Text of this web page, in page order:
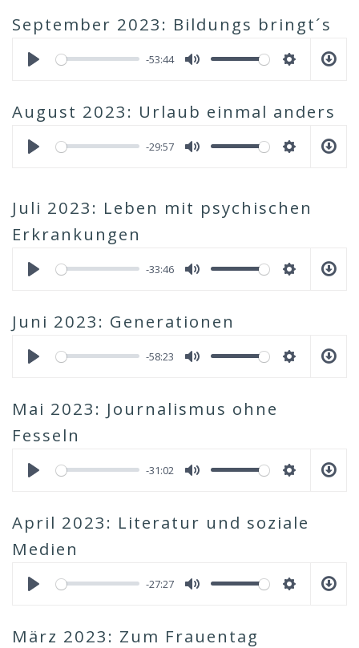
September 2023: Bildungs bringt´s
-53:44
August 2023: Urlaub einmal anders
-29:57
Juli 2023: Leben mit psychischen
Erkrankungen
-33:46
Juni 2023: Generationen
-58:23
Mai 2023: Journalismus ohne
Fesseln
-31:02
April 2023: Literatur und soziale
Medien
-27:27
März 2023: Zum Frauentag